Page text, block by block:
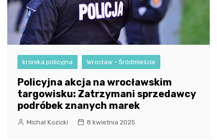
kronika policyjna Wrocław - Śródmieście
Policyjna akcja na wrocławskim
targowisku: Zatrzymani sprzedawcy
podróbek znanych marek
Michał Kozicki 8 kwietnia 2025